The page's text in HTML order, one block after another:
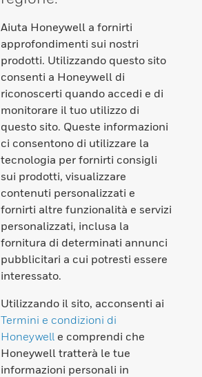
Aiuta Honeywell a fornirti
approfondimenti sui nostri
prodotti. Utilizzando questo sito
consenti a Honeywell di
riconoscerti quando accedi e di
monitorare il tuo utilizzo di
questo sito. Queste informazioni
ci consentono di utilizzare la
tecnologia per fornirti consigli
sui prodotti, visualizzare
contenuti personalizzati e
fornirti altre funzionalità e servizi
personalizzati, inclusa la
fornitura di determinati annunci
pubblicitari a cui potresti essere
interessato.
Utilizzando il sito, acconsenti ai
Termini e condizioni di
Honeywelle comprendi che
Honeywell tratterà le tue
informazioni personali in